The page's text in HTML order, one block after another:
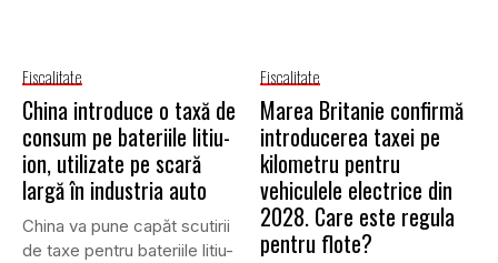
Fiscalitate
China introduce o taxă de
consum pe bateriile litiu-
ion, utilizate pe scară
largă în industria auto
China va pune capăt scutirii
de taxe pentru bateriile litiu-
Fiscalitate
Marea Britanie confirmă
introducerea taxei pe
kilometru pentru
vehiculele electrice din
2028. Care este regula
pentru flote?